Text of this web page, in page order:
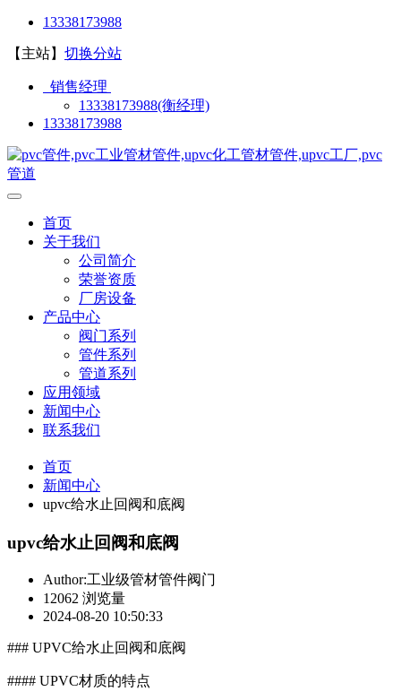
13338173988
【主站】 切换分站
销售经理
13338173988(衡经理)
13338173988
首页
关于我们
公司简介
荣誉资质
厂房设备
产品中心
阀门系列
管件系列
管道系列
应用领域
新闻中心
联系我们
首页
新闻中心
upvc给水止回阀和底阀
upvc给水止回阀和底阀
Author:工业级管材管件阀门
12062 浏览量
2024-08-20 10:50:33
### UPVC给水止回阀和底阀
#### UPVC材质的特点